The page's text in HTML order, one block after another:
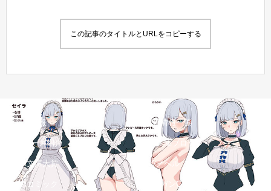
この記事のタイトルとURLをコピーする
新刊情報 書籍情報一覧
シリーズ紹介 GA文庫ブログ
GA文庫大賞 GAノベル
GAコミック ガンガンGA